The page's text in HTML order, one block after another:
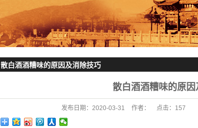
散白酒酒糟味的原因及消除技巧
散白酒酒糟味的原
发布日期： 2020-03-31 作者： 点击： 157